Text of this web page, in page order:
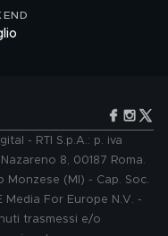
- RTI S.p.A.: p. iva
8, 00187 Roma.
(MI) - Cap. Soc.
For Europe N.V. -
trasmessi e/o